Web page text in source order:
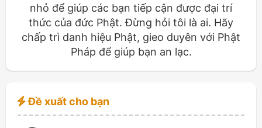
nhỏ để giúp các bạn tiếp cận được đại trí
thức của đức Phật. Đừng hỏi tôi là ai. Hãy
chấp trì danh hiệu Phật, gieo duyên với Phật
Pháp để giúp bạn an lạc.
Đề xuất cho bạn